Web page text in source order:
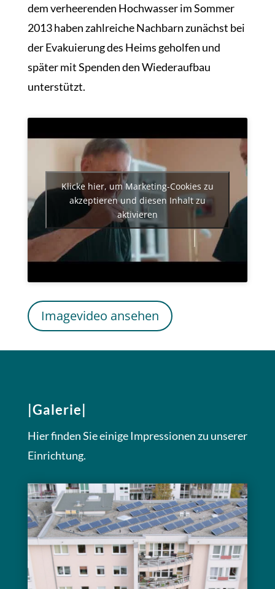
dem verheerenden Hochwasser im Sommer
2013 haben zahlreiche Nachbarn zunächst bei
der Evakuierung des Heims geholfen und
später mit Spenden den Wiederaufbau
unterstützt.
Klicke hier, um Marketing-Cookies zu
akzeptieren und diesen Inhalt zu
aktivieren
Imagevideo ansehen
|Galerie|
Hier finden Sie einige Impressionen zu unserer
Einrichtung.